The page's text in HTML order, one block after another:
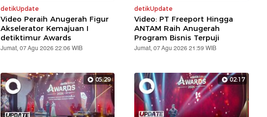
detikUpdate
Video Peraih Anugerah Figur
Akselerator Kemajuan I
detiktimur Awards
Jumat, 07 Agu 2026 22:06 WIB
detikUpdate
Video: PT Freeport Hingga
ANTAM Raih Anugerah
Program Bisnis Terpuji
Jumat, 07 Agu 2026 21:59 WIB
05:29 02:17